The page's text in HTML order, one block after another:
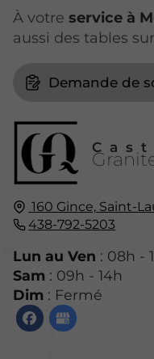
160 Gince, Saint-
438-792-5203
Lun au Ven : 08h -
Sam : 09h - 14h
Dim : Fermé
À votre service à
aussi des tables
Demande de